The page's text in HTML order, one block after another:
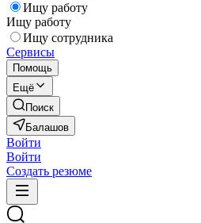
Ищу работу
Ищу работу
Ищу сотрудника
Сервисы
Помощь
Ещё
Поиск
Балашов
Войти
Войти
Создать резюме